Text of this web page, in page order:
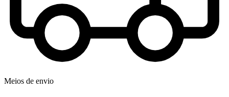
Meios de envio